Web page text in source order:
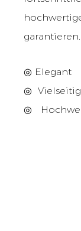
garantieren.
◎ Elegant
◎ Vielseitig
◎